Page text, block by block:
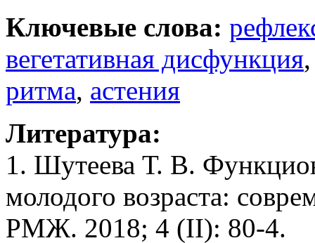
Ключевые слова:
вегетативная дисфункция
ритма, астения
Литература:
1. Шутеева Т. В.
молодого возраста:
РМЖ. 2018; 4 (II): 80-4.